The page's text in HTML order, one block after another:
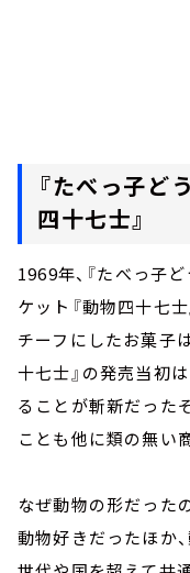
『たべっ子ど
四十七士』
1969年、『たべっ子
ケット『動物四十七
チーフにしたお菓子
十七士』の発売当初
ることが斬新だった
ことも他に類の無
なぜ動物の形だった
動物好きだったほか